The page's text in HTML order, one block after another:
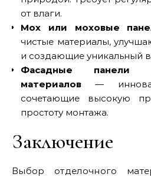
от влаги.
Мох или моховые
чистые материалы,
и создающие уникальный
Фасадные панели
материалов —
сочетающие высокую
простоту монтажа.
Заключение
Выбор отделочного